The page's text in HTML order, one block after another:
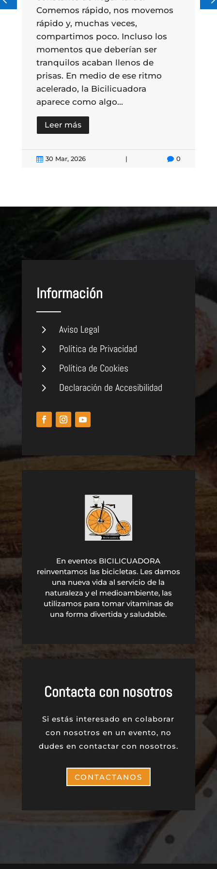
movemos
los
enciende. Pulsamos otro y la
comida se prepara. Todo
de forma rápida, silenciosa y
utilizarla. Simplemente está...
Leer más
|
Información
5 Aviso Legal
5 Política de Privacidad
5 Política de Cookies
5 Declaración de Accesibilidad
En eventos BICILICUADORA
reinventamos las bicicletas. Les damos
una nueva vida al servicio de la
naturaleza y el medioambiente, las
utilizamos para tomar vitaminas de
una forma divertida y saludable.
Contacta con nosotros
Si estás interesado en colaborar
con nosotros en un evento, no
dudes en contactar con nosotros.
CONTACTANOS